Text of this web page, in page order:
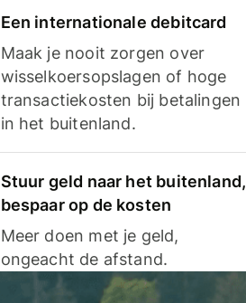
Een internationale debitcard
Maak je nooit zorgen over
wisselkoersopslagen of hoge
transactiekosten bij betalingen
in het buitenland.
Stuur geld naar het buitenland,
bespaar op de kosten
Meer doen met je geld,
ongeacht de afstand.